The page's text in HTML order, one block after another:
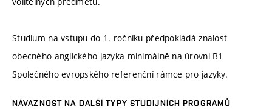
Studium na vstupu do 1. ročníku předpokládá znalost
obecného anglického jazyka minimálně na úrovni B1
Společného evropského referenční rámce pro jazyky.
NÁVAZNOST NA DALŠÍ TYPY STUDIJNÍCH PROGRAMŮ